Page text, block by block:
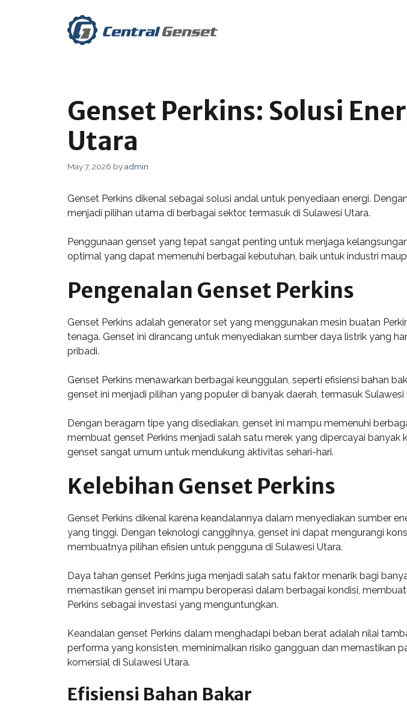
Genset Perkins: Solusi
Utara
May 7, 2026 byadmin
Genset Perkins dikenal sebagai solusi andal untuk penyediaan energi.
menjadi pilihan utama di berbagai sektor, termasuk di Sulawesi Utara.
Penggunaan genset yang tepat sangat penting untuk menjaga
optimal yang dapat memenuhi berbagai kebutuhan, baik untuk industri
Pengenalan Genset Perkins
Genset Perkins adalah generator set yang menggunakan mesin buatan
tenaga. Genset ini dirancang untuk menyediakan sumber daya listrik yang
pribadi.
Genset Perkins menawarkan berbagai keunggulan, seperti efisiensi bahan
genset ini menjadi pilihan yang populer di banyak daerah, termasuk
Dengan beragam tipe yang disediakan, genset ini mampu memenuhi
membuat genset Perkins menjadi salah satu merek yang dipercayai
genset sangat umum untuk mendukung aktivitas sehari-hari.
Kelebihan Genset Perkins
Genset Perkins dikenal karena keandalannya dalam menyediakan sumber
yang tinggi. Dengan teknologi canggihnya, genset ini dapat mengurangi
membuatnya pilihan efisien untuk pengguna di Sulawesi Utara.
Daya tahan genset Perkins juga menjadi salah satu faktor menarik bagi
memastikan genset ini mampu beroperasi dalam berbagai kondisi,
Perkins sebagai investasi yang menguntungkan.
Keandalan genset Perkins dalam menghadapi beban berat adalah nilai
performa yang konsisten, meminimalkan risiko gangguan dan memastikan
komersial di Sulawesi Utara.
Efisiensi Bahan Bakar